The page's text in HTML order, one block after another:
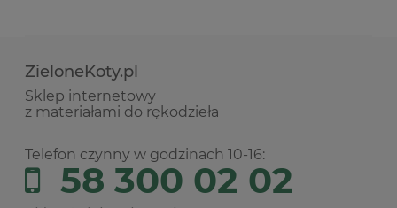
ZieloneKoty.pl
Sklep internetowy
z materiałami do rękodzieła
Telefon czynny w godzinach 10-16:
58 300 02 02